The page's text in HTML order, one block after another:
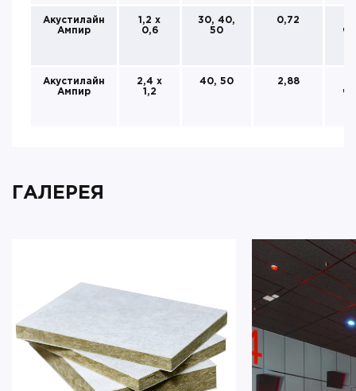
Акустилайн
Ампир
1,2 х
0,6
30, 40,
50
0,72
Акустилайн
Ампир
2,4 х
1,2
40, 50 2,88
ГАЛЕРЕЯ